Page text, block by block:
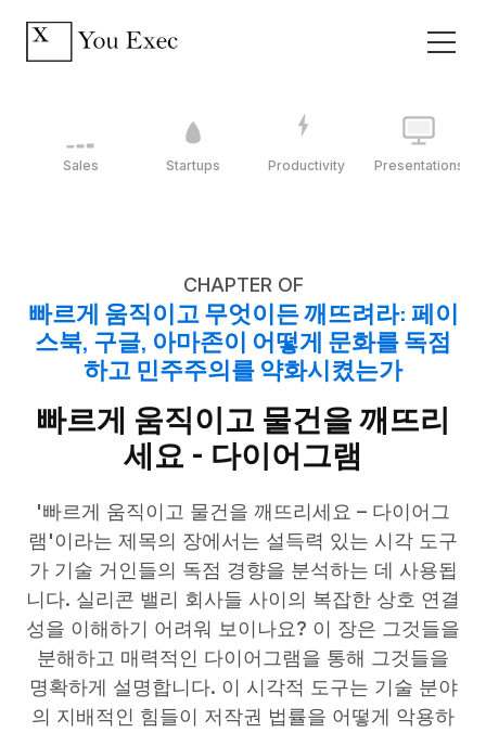
Sales Startups Productivity Presentations
CHAPTER OF
빠르게 움직이고 무엇이든 깨뜨려라: 페이
스북, 구글, 아마존이 어떻게 문화를 독점
하고 민주주의를 약화시켰는가
빠르게 움직이고 물건을 깨뜨리
세요 - 다이어그램
'빠르게 움직이고 물건을 깨뜨리세요 – 다이어그
램'이라는 제목의 장에서는 설득력 있는 시각 도구
가 기술 거인들의 독점 경향을 분석하는 데 사용됩
니다. 실리콘 밸리 회사들 사이의 복잡한 상호 연결
성을 이해하기 어려워 보이나요? 이 장은 그것들을
분해하고 매력적인 다이어그램을 통해 그것들을
명확하게 설명합니다. 이 시각적 도구는 기술 분야
의 지배적인 힘들이 저작권 법률을 어떻게 악용하